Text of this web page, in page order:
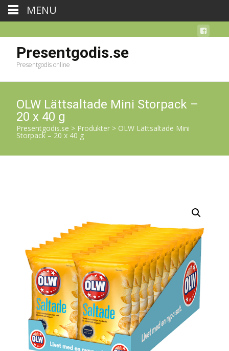
Presentgodis.se
Presentgodis online
OLW Lättsaltade Mini Storpack –
20 x 40 g
Presentgodis.se > Produkter > OLW Lättsaltade Mini
Storpack – 20 x 40 g
MENU